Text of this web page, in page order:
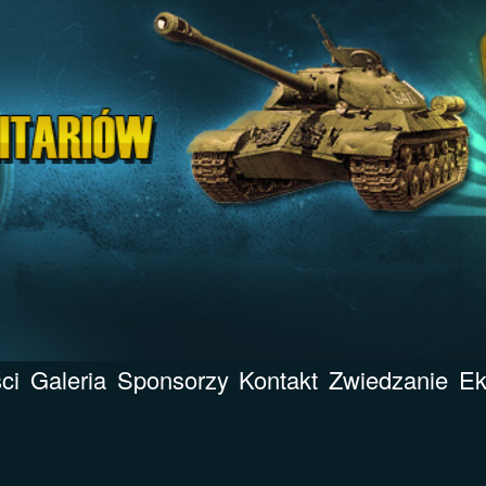
Galeria Sponsorzy Kontakt Zwiedzanie